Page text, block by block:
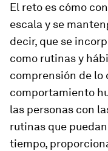
El reto es cómo
escala y se
decir, que se
como rutinas y
comprensión de lo
comportamiento
las personas con
rutinas que
tiempo,